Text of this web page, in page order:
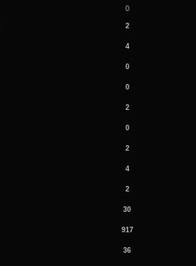
0
2
4
0
0
2
0
2
4
2
30
917
36